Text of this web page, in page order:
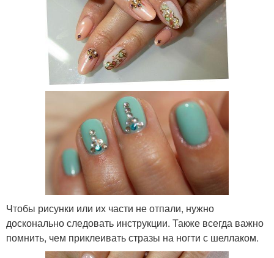
Чтобы рисунки или их части не отпали, нужно
досконально следовать инструкции. Также всегда важно
помнить, чем приклеивать стразы на ногти с шеллаком.